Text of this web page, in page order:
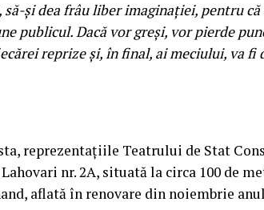
și dea frâu liber imaginației, pentru
publicul. Dacă vor greși, vor pierde
reprize și, în final, ai meciului, va fi
reprezentațiile Teatrului de Stat
nr. 2A, situată la circa 100 de
aflată în renovare din noiembrie